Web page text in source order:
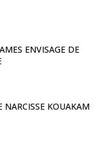
ENVISAGE DE
NARCISSE KOUAKAM